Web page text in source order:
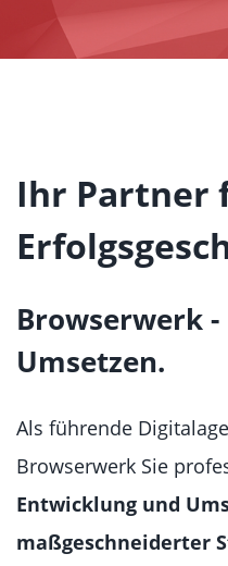
Ihr Partner
Browserwerk
Umsetzen.
Als führende
Browserwerk Sie
Entwicklung und
maßgeschneiderter